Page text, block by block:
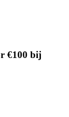
€100 bij